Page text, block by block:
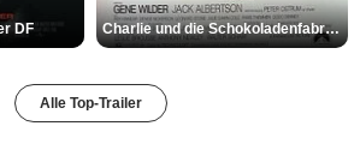
DF Charlie und die Schokoladenfabrik Trailer OV
Alle Top-Trailer